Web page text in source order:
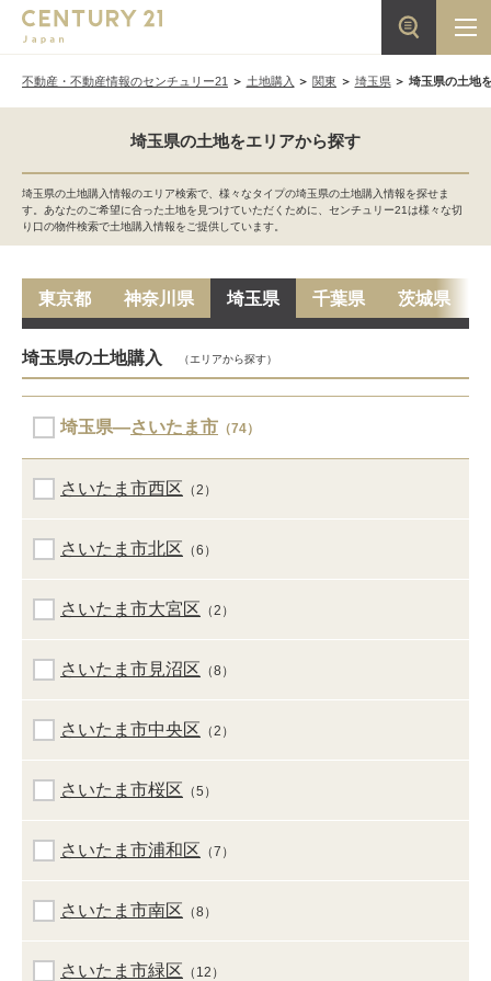
不動産・不動産情報のセンチュリー21 土地購入 関東 埼玉県 埼玉県の土地
埼玉県の土地をエリアから探す
埼玉県の土地購入情報のエリア検索で、様々なタイプの埼玉県の土地購入情報を探せま
す。あなたのご希望に合った土地を見つけていただくために、センチュリー21は様々な切
り口の物件検索で土地購入情報をご提供しています。
東京都 神奈川県 埼玉県 千葉県 茨城県
埼玉県の土地購入 （エリアから探す）
埼玉県―さいたま市 （74）
さいたま市西区 （2）
さいたま市北区 （6）
さいたま市大宮区 （2）
さいたま市見沼区 （8）
さいたま市中央区 （2）
さいたま市桜区 （5）
さいたま市浦和区 （7）
さいたま市南区 （8）
さいたま市緑区 （12）